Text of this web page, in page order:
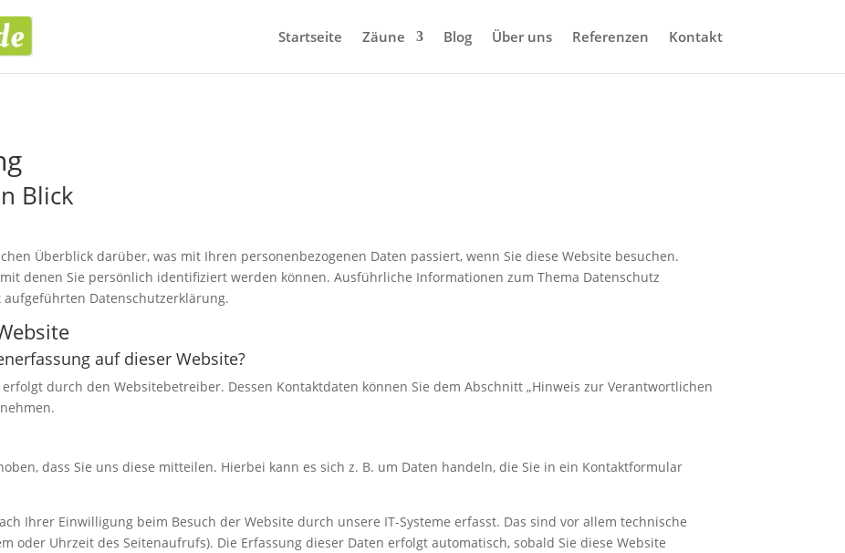
Startseite Zäune Blog Über uns Referenzen Kontakt
Blick
Überblick darüber, was mit Ihren personenbezogenen Daten passiert, wenn Sie diese Website besuchen.
denen Sie persönlich identifiziert werden können. Ausführliche Informationen zum Thema Datenschutz
Datenschutzerklärung.
auf dieser Website?
durch den Websitebetreiber. Dessen Kontaktdaten können Sie dem Abschnitt „Hinweis zur Verantwortlichen
dass Sie uns diese mitteilen. Hierbei kann es sich z. B. um Daten handeln, die Sie in ein Kontaktformular
Ihrer Einwilligung beim Besuch der Website durch unsere IT-Systeme erfasst. Das sind vor allem technische
oder Uhrzeit des Seitenaufrufs). Die Erfassung dieser Daten erfolgt automatisch, sobald Sie diese Website